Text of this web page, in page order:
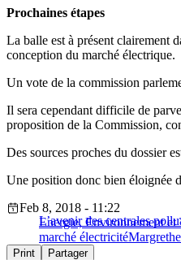
Prochaines étapes
La balle est à présent clairement
conception du marché électrique.
Un vote de la commission
Il sera cependant difficile de
proposition de la Commission,
Des sources proches du dossier
Une position donc bien éloignée
L’avenir des centrales
Feb 8, 2018 - 11:22
Energie, Environnement et
marché électricité
Print Partager